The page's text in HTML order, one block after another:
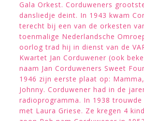
Gala Orkest. Corduweners
dansliedje deint. In 1943 kwam
terecht bij een van de orkesten
toenmalige Nederlandsche
oorlog trad hij in dienst van de
Kwartet Jan Corduwener (ook
naam Jan Corduweners Sweet
1946 zijn eerste plaat op:
Johnny. Corduwener had in de
radioprogramma. In 1938 trouwde
met Laura Griese. Ze kregen 4